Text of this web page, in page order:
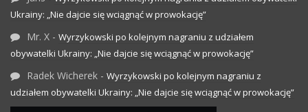
Ukrainy: „Nie dajcie się wciągnąć w prowokację”
Mr. X - Wyrzykowski po kolejnym nagraniu z udziałem
obywatelki Ukrainy: „Nie dajcie się wciągnąć w prowokację”
Radek Wicherek - Wyrzykowski po kolejnym nagraniu z
udziałem obywatelki Ukrainy: „Nie dajcie się wciągnąć w prowokację”